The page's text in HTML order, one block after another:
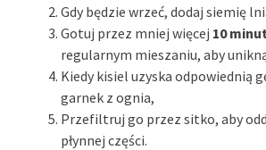
Gdy będzie wrzeć, dodaj siemię
Gotuj przez mniej więcej 10 minut
regularnym mieszaniu, aby
Kiedy kisiel uzyska odpowiednią
garnek z ognia,
Przefiltruj go przez sitko, aby
płynnej części.